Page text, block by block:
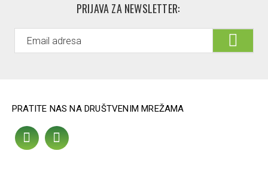
PRIJAVA ZA NEWSLETTER:
PRATITE NAS NA DRUŠTVENIM MREŽAMA